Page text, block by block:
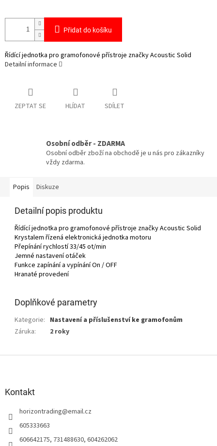
Přidat do košíku
Řídící jednotka pro gramofonové přístroje značky Acoustic Solid
Detailní informace
ZEPTAT SE HLÍDAT SDÍLET
Osobní odběr - ZDARMA
Osobní odběr zboží na obchodě je u nás pro zákazníky
vždy zdarma.
Popis Diskuze
Detailní popis produktu
Řídící jednotka pro gramofonové přístroje značky Acoustic Solid
Krystalem řízená elektronická jednotka motoru
Přepínání rychlostí 33/45 ot/min
Jemné nastavení otáček
Funkce zapínání a vypínání On / OFF
Hranaté provedení
Doplňkové parametry
Kategorie: Nastavení a příslušenství ke gramofonům
Záruka: 2 roky
Kontakt
horizontrading@email.cz
605333663
606642175, 731488630, 604262062